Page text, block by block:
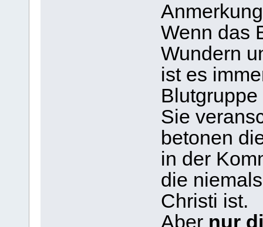
Wenn das
Wundern
ist es
Sie
betonen
in der
die
Christi ist.
Aber nur